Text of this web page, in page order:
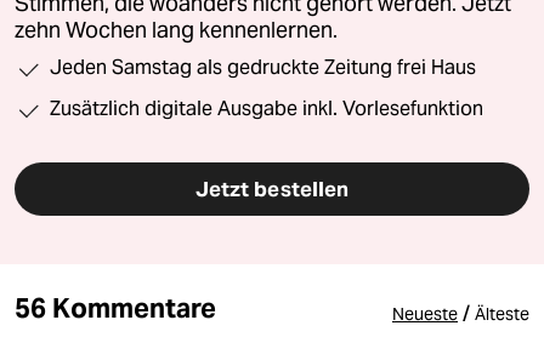
zehn Wochen lang kennenlernen.
Jeden Samstag als gedruckte Zeitung frei Haus
Zusätzlich digitale Ausgabe inkl. Vorlesefunktion
Jetzt bestellen
56 Kommentare Neueste / Älteste